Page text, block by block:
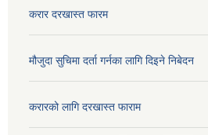
करार दरखास्त फारम
मौजुदा सुचिमा दर्ता गर्नका लागि दिइने निबेदन
करारको लागि दरखास्त फाराम